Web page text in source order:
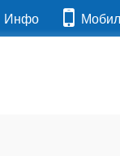
Инфо